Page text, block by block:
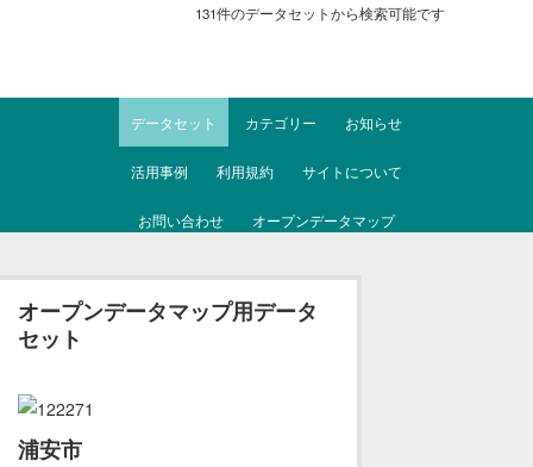
131件のデータセットから検索可能です
データセット カテゴリー お知らせ
活用事例 利用規約 サイトについて
お問い合わせ オープンデータマップ
オープンデータマップ用データ
セット
浦安市